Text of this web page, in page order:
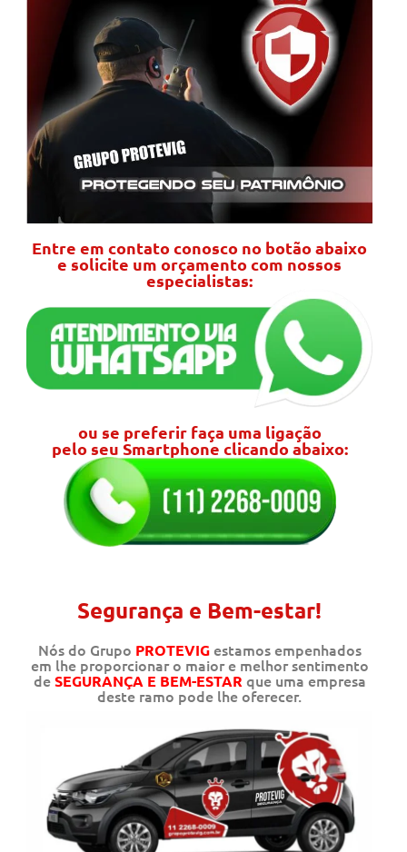
Entre em contato conosco no botão abaixo
e solicite um orçamento com nossos
especialistas:
ou se preferir faça uma ligação
pelo seu Smartphone clicando abaixo:
Segurança e Bem-estar!
Nós do Grupo PROTEVIGestamos empenhados
em lhe proporcionar o maior e melhor sentimento
deSEGURANÇA E BEM-ESTAR que uma empresa
deste ramo pode lhe oferecer.